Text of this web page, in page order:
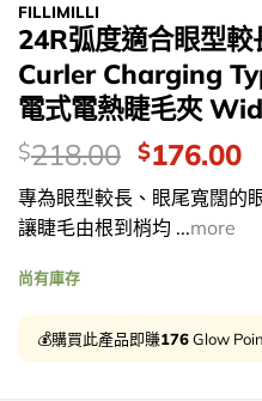
FILLIMILLI
24R弧度適合眼型
Curler Charging
電式電熱睫毛夾
價
錢：
$218.00 Original
price
was:
$218.00.
$176.00
專為眼型較長、眼尾寬闊的
讓睫毛由根到梢均 ...more
尚有庫存
💰購買此產品即賺176Glow